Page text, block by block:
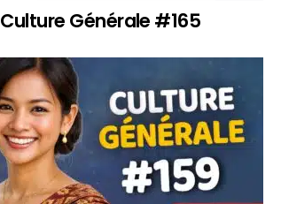
Générale #165